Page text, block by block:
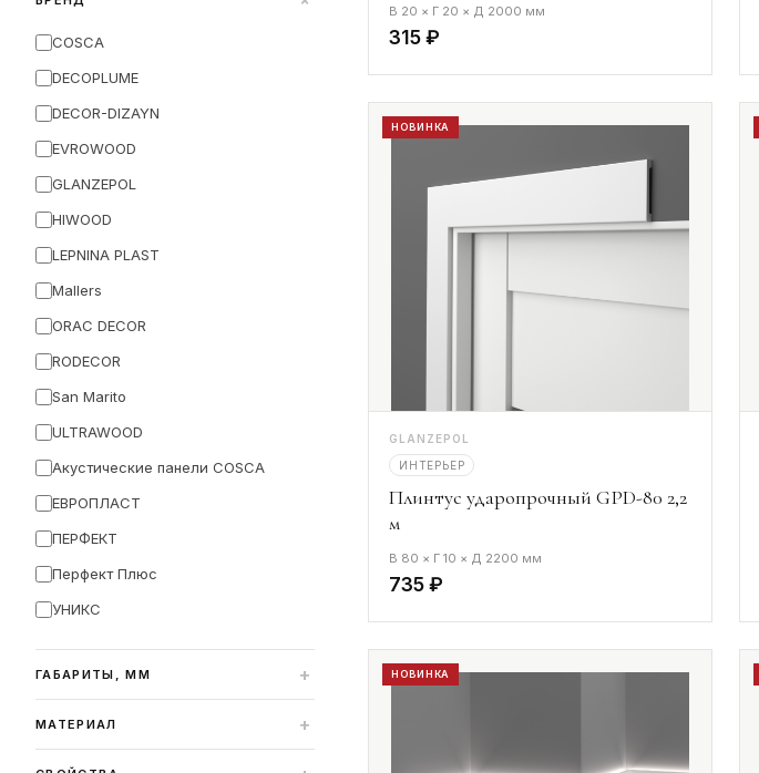
COSCA
DECOPLUME
DECOR-DIZAYN
EVROWOOD
GLANZEPOL
HIWOOD
LEPNINA PLAST
Mallers
ORAC DECOR
RODECOR
San Marito
ULTRAWOOD
Акустические панели COSCA
ЕВРОПЛАСТ
ПЕРФЕКТ
Перфект Плюс
УНИКС
ГАБАРИТЫ, ММ +
МАТЕРИАЛ +
В 20 × Г 20 × Д 2000 мм
315 ₽
НОВИНКА
GLANZEPOL
ИНТЕРЬЕР
Плинтус ударопрочный GPD-80 2,2
м
В 80 × Г 10 × Д 2200 мм
735 ₽
НОВИНКА